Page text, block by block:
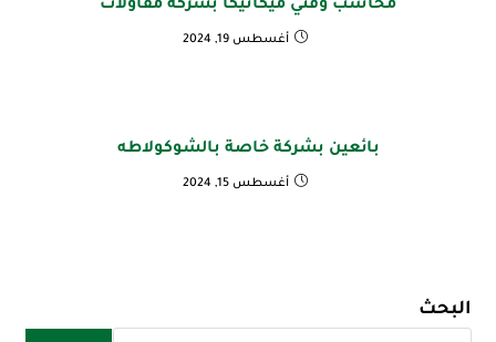
محاسب وفني ميكانيكا بشركة مقاولات
أغسطس 19, 2024
بائعين بشركة خاصة بالشوكولاطه
أغسطس 15, 2024
البحث